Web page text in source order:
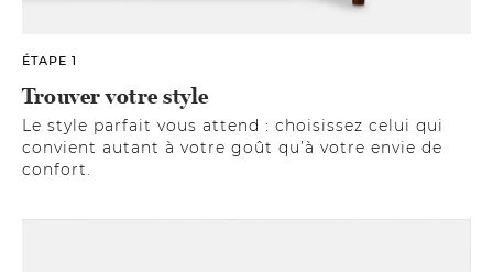
ÉTAPE 1
Trouver votre style
Le style parfait vous attend : choisissez celui qui
convient autant à votre goût qu’à votre envie de
confort.